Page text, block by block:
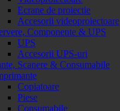
Ecrane de proiectie
Accesorii videoproiectoare
Componente & UPS
UPS
Accesorii UPS-uri
Scanere & Consumabile
Copiatoare
Piese
Consumabile